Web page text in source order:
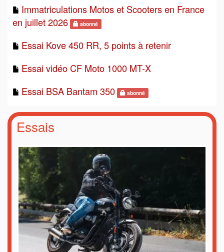
Immatriculations Motos et Scooters en France
en juillet 2026
abonné
Essai Kove 450 RR, 5 points à retenir
Essai vidéo CF Moto 1000 MT-X
Essai BSA Bantam 350
abonné
Essais